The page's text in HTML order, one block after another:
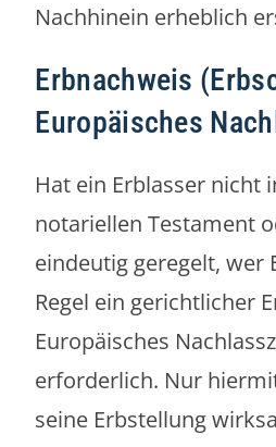
Nachhinein erheblich
Erbnachweis
Europäisches
Hat ein Erblasser nicht
notariellen Testament
eindeutig geregelt, wer
Regel ein gerichtlicher
Europäisches
erforderlich. Nur
seine Erbstellung